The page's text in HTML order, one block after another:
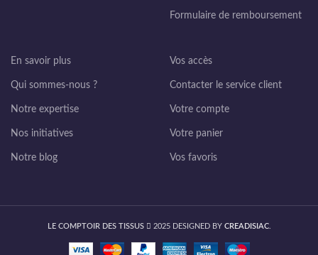
Formulaire de remboursement
En savoir plus
Qui sommes-nous ?
Notre expertise
Nos initiatives
Notre blog
Vos accès
Contacter le service client
Votre compte
Votre panier
Vos favoris
LE COMPTOIR DES TISSUS 2025 DESIGNED BY CREADISIAC.